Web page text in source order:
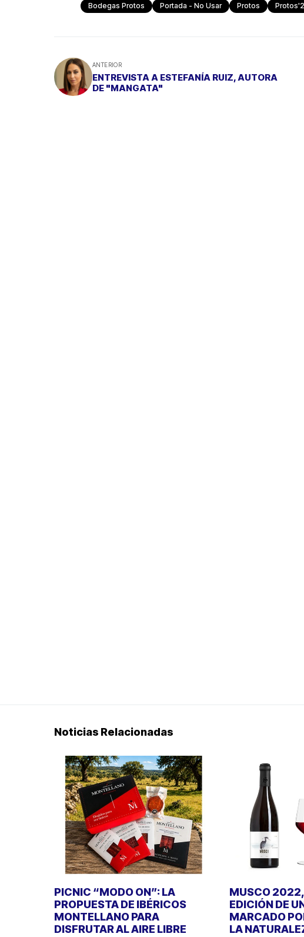
Bodegas Protos Portada - No Usar Protos
ANTERIOR
ENTREVISTA A ESTEFANÍA RUIZ, AUTORA
DE "MANGATA"
Noticias Relacionadas
PICNIC “MODO ON”: LA
PROPUESTA DE IBÉRICOS
MONTELLANO PARA
DISFRUTAR AL AIRE LIBRE
MUSCO 2022,
EDICIÓN DE
MARCADO
LA